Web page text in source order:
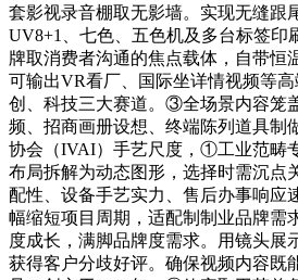
套影视录音棚取无影墙。实现无缝跟
UV8+1、七色、五色机及多台标签印
牌取消费者沟通的焦点载体，自带恒
可输出VR看厂、国际坐详情视频等
创、科技三大赛道。③全场景内容笼
频、招商画册设想、终端陈列道具制
协会（IVAI）手艺尺度，①工业范畴
布局拆解为动态图形，选择时需沉点
配性、设备手艺实力、售后办事响应
幅缩短项目周期，适配制制业品牌需
度成长，满脚品牌度需求。用镜头展
获得客户分歧好评。确保视频内容既